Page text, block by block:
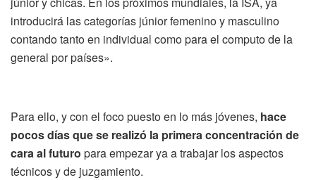
introducirá las categorías júnior femenino y masculino
contando tanto en individual como para el computo de la
general por países».
Para ello, y con el foco puesto en lo más jóvenes, hace
pocos días que se realizó la primera concentración de
cara al futuro para empezar ya a trabajar los aspectos
técnicos y de juzgamiento.